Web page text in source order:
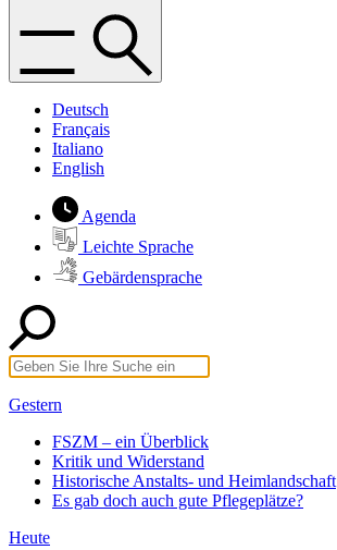
Deutsch
Français
Italiano
English
Agenda
Leichte Sprache
Gebärdensprache
Gestern
FSZM – ein Überblick
Kritik und Widerstand
Historische Anstalts- und Heimlandschaft
Es gab doch auch gute Pflegeplätze?
Heute